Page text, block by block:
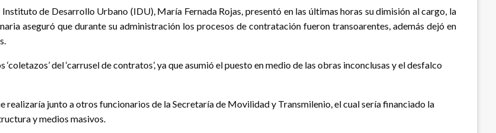
de Desarrollo Urbano (IDU), María Fernada Rojas, presentó en las últimas horas su dimisión al cargo, la
aseguró que durante su administración los procesos de contratación fueron transoarentes, además dejó en
del ‘carrusel de contratos’, ya que asumió el puesto en medio de las obras inconclusas y el desfalco
realizaría junto a otros funcionarios de la Secretaría de Movilidad y Transmilenio, el cual sería financiado la
y medios masivos.